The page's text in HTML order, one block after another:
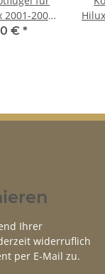
2001-2005
€ *
Ihrer
widerruflich
per E-Mail zu.